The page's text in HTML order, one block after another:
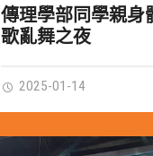
傳理學部同學親身
歌亂舞之夜
2025-01-14